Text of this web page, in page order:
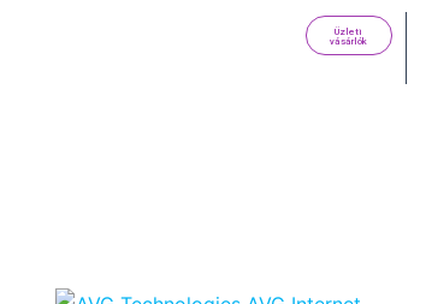
Üzleti
vásárlók